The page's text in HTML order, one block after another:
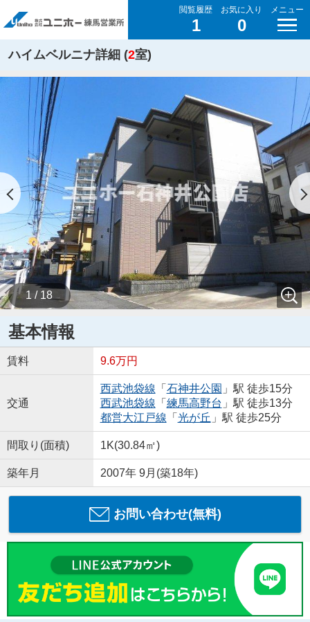
閲覧履歴
1
お気に入り
0
メニュー
ハイムベルニナ詳細 (2室)
1 / 18
基本情報
賃料 9.6万円
交通
西武池袋線 「 石神井公園 」駅 徒歩15分
西武池袋線 「 練馬高野台 」駅 徒歩13分
都営大江戸線 「 光が丘 」駅 徒歩25分
間取り(面積) 1K(30.84㎡)
築年月 2007年 9月(築18年)
お問い合わせ(無料)